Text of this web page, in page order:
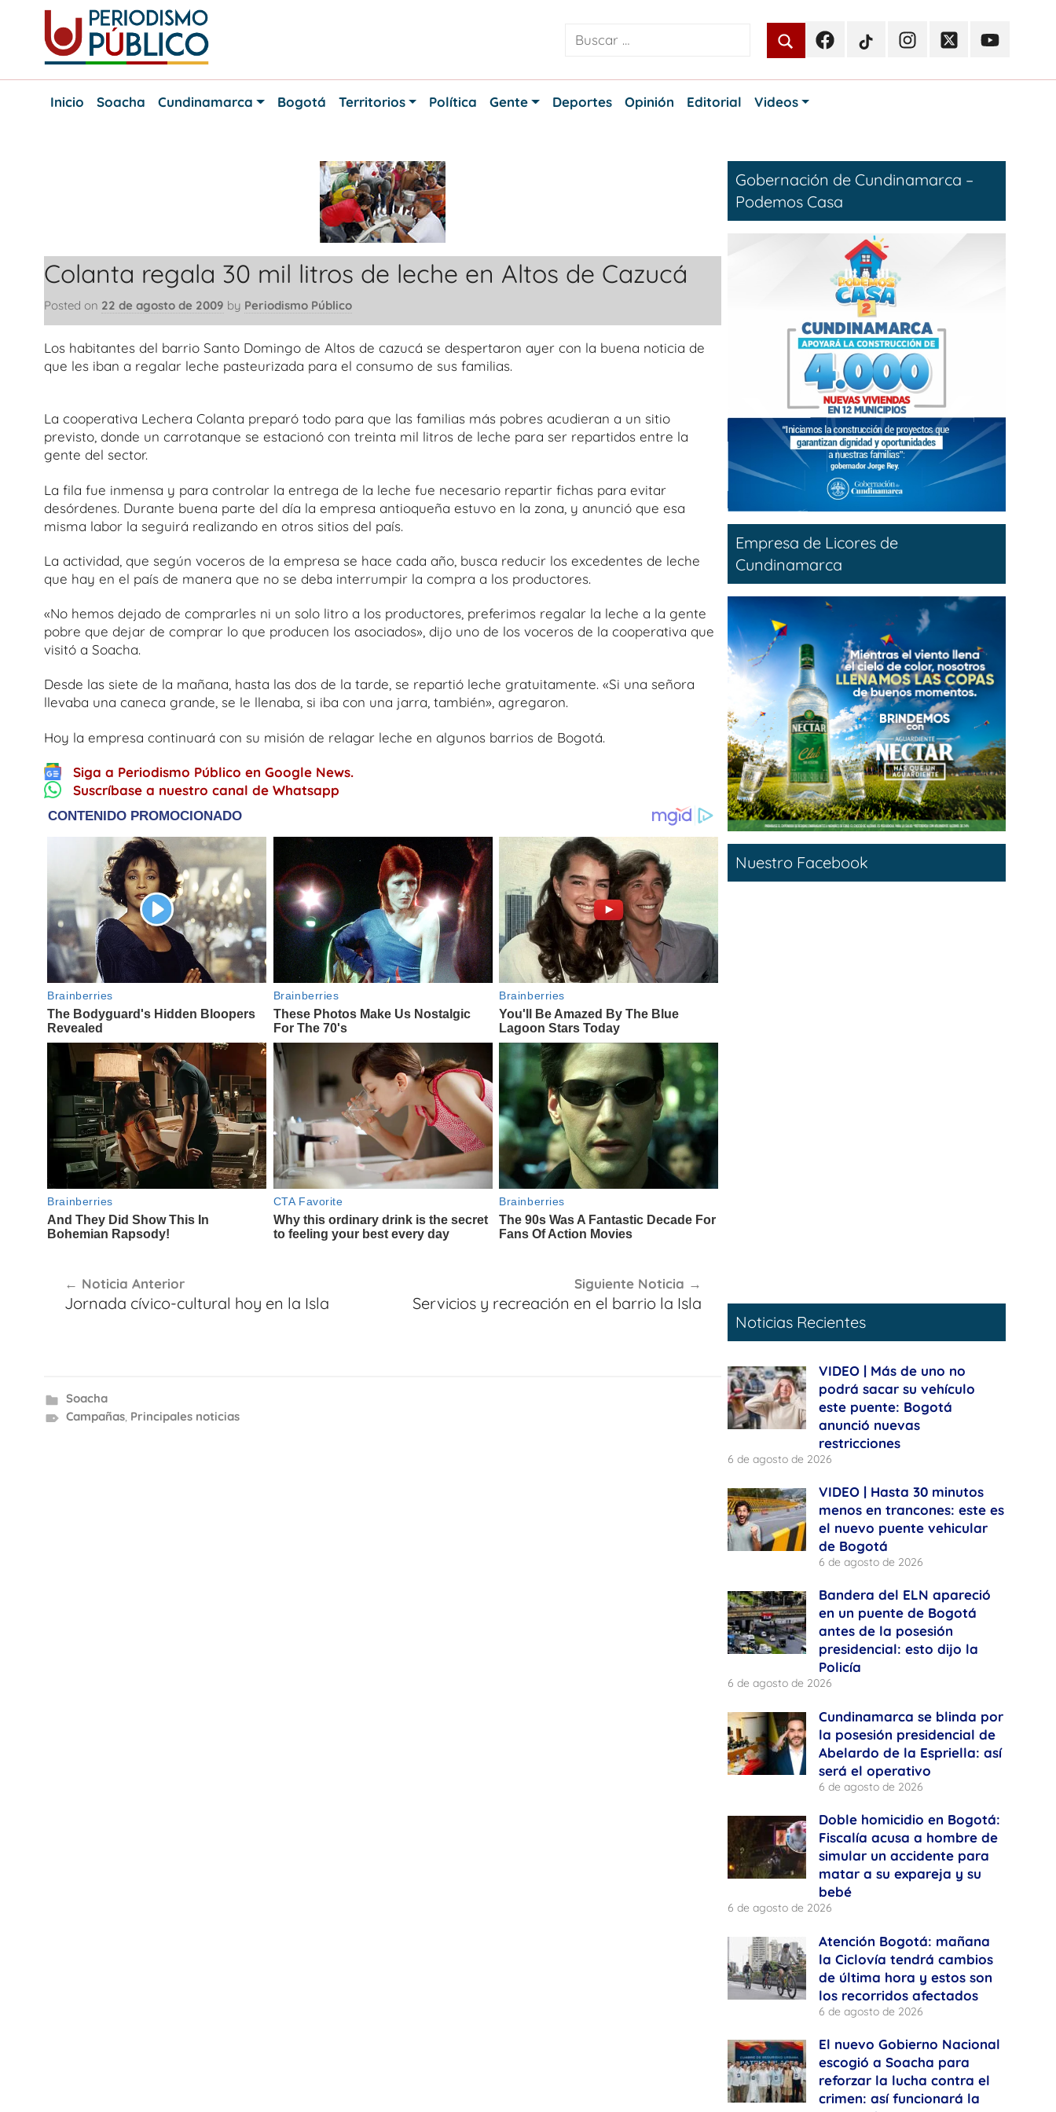
content
Periodismo
Noticias
FacebookTikTokInstagramTwitterYoutube
Inicio
Soacha Cundinamarca Bogotá Territorios Política Gente Deportes Opinión Editorial Videos
Colanta regala 30 mil litros de leche en Altos de Cazucá
Posted on 22 de agosto de 2009 by Periodismo Público
Los habitantes del barrio Santo Domingo de Altos de cazucá se despertaron ayer con la buena noticia de
que les iban a regalar leche pasteurizada para el consumo de sus familias.
La cooperativa Lechera Colanta preparó todo para que las familias más pobres acudieran a un sitio
previsto, donde un carrotanque se estacionó con treinta mil litros de leche para ser repartidos entre la
gente del sector.
La fila fue inmensa y para controlar la entrega de la leche fue necesario repartir fichas para evitar
desórdenes. Durante buena parte del día la empresa antioqueña estuvo en la zona, y anunció que esa
misma labor la seguirá realizando en otros sitios del país.
La actividad, que según voceros de la empresa se hace cada año, busca reducir los excedentes de leche
que hay en el país de manera que no se deba interrumpir la compra a los productores.
«No hemos dejado de comprarles ni un solo litro a los productores, preferimos regalar la leche a la gente
pobre que dejar de comprar lo que producen los asociados», dijo uno de los voceros de la cooperativa que
visitó a Soacha.
Desde las siete de la mañana, hasta las dos de la tarde, se repartió leche gratuitamente. «Si una señora
llevaba una caneca grande, se le llenaba, si iba con una jarra, también», agregaron.
Hoy la empresa continuará con su misión de relagar leche en algunos barrios de Bogotá.
Siga a Periodismo Público en Google News.
Suscríbase a nuestro canal de Whatsapp
de
Noticia Anterior
Jornada cívico-cultural hoy en la Isla
Siguiente Noticia
Servicios y recreación en el barrio la Isla
Soacha
Campañas, Principales noticias
Gobernación de Cundinamarca –
Podemos Casa
Empresa de Licores de
Cundinamarca
Nuestro Facebook
Noticias Recientes
VIDEO | Más de uno no
podrá sacar su vehículo
este puente: Bogotá
anunció nuevas
restricciones
6 de agosto de 2026
VIDEO | Hasta 30 minutos
menos en trancones: este es
el nuevo puente vehicular
de Bogotá
6 de agosto de 2026
Bandera del ELN apareció
en un puente de Bogotá
antes de la posesión
presidencial: esto dijo la
Policía
6 de agosto de 2026
Cundinamarca se blinda por
la posesión presidencial de
Abelardo de la Espriella: así
será el operativo
6 de agosto de 2026
Doble homicidio en Bogotá:
Fiscalía acusa a hombre de
simular un accidente para
matar a su expareja y su
bebé
6 de agosto de 2026
Atención Bogotá: mañana
la Ciclovía tendrá cambios
de última hora y estos son
los recorridos afectados
6 de agosto de 2026
El nuevo Gobierno Nacional
escogió a Soacha para
reforzar la lucha contra el
crimen: así funcionará la